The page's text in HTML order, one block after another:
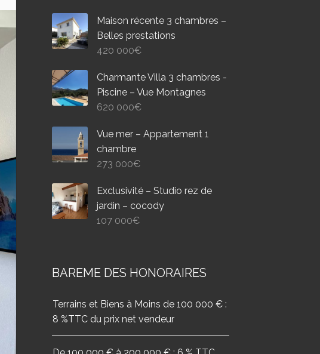
Maison récente 3 chambres –
Belles prestations
420 000€
Charmante Villa 3 chambres -
Piscine – Vue Montagnes
620 000€
Vue mer – Appartement 1
chambre
273 000€
Exclusivité – Studio rez de
jardin – cocody
107 000€
BAREME DES HONORAIRES
Terrains et Biens à Moins de 100 000 € :
8 %TTC du prix net vendeur